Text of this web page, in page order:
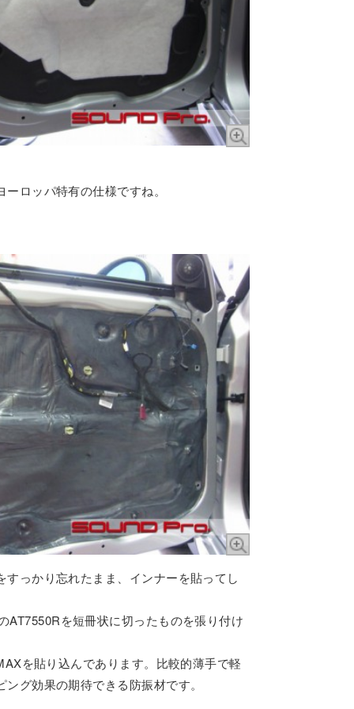
ロッパ特有の仕様ですね。
っかり忘れたまま、インナーを貼ってし
AT7550Rを短冊状に切ったものを張り付け
を貼り込んであります。比較的薄手で軽
グ効果の期待できる防振材です。